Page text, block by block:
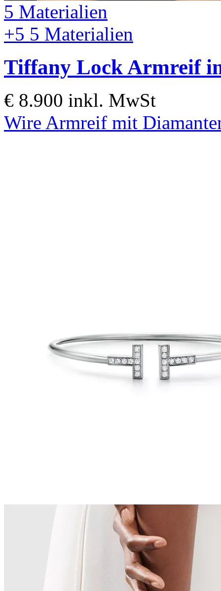
5 Materialien
+5 5 Materialien
Tiffany LockArmreif
€ 8.900 inkl. MwSt
Wire Armreif mit